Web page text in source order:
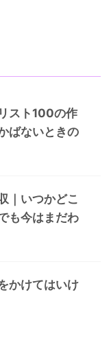
スト100の作
ばないときの
｜いつかどこ
も今はまだわ
かけてはいけ